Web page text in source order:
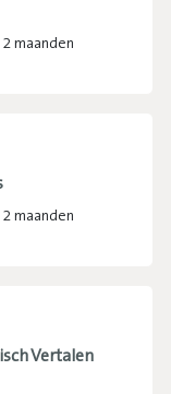
2 maanden
2 maanden
Vertalen